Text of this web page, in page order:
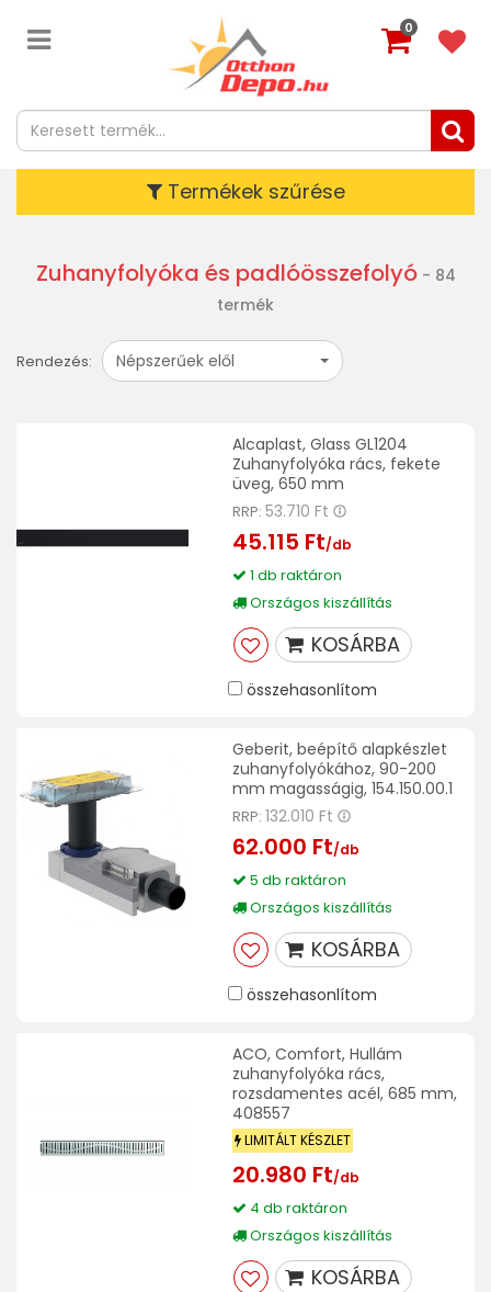
0
Termékek szűrése
Zuhanyfolyóka és padlóösszefolyó- 84
termék
Rendezés: Népszerűek elől
Alcaplast, Glass GL1204
Zuhanyfolyóka rács, fekete
üveg, 650 mm
RRP: 53.710 Ft
45.115 Ft/db
1 db raktáron
Országos kiszállítás
KOSÁRBA
összehasonlítom
Geberit, beépítő alapkészlet
zuhanyfolyókához, 90-200
mm magasságig, 154.150.00.1
RRP: 132.010 Ft
62.000 Ft/db
5 db raktáron
Országos kiszállítás
KOSÁRBA
összehasonlítom
ACO, Comfort, Hullám
zuhanyfolyóka rács,
rozsdamentes acél, 685 mm,
408557
LIMITÁLT KÉSZLET
20.980 Ft/db
4 db raktáron
Országos kiszállítás
KOSÁRBA